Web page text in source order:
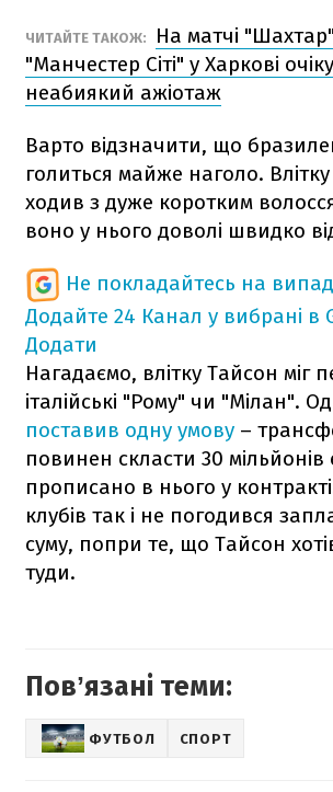
ЧИТАЙТЕ ТАКОЖ:
На матчі
"Манчестер Сіті" у Харкові
неабиякий ажіотаж
Варто відзначити, що
голиться майже наголо.
ходив з дуже коротким
воно у нього доволі швидко
Не покладайтесь на
Додайте 24 Канал у вибрані в
Додати
Нагадаємо, влітку Тайсон міг
італійські "Рому" чи "Мілан".
поставив одну умову –
повинен скласти 30
прописано в нього у
клубів так і не погодився
суму, попри те, що Тайсон
туди.
Повʼязані теми:
ФУТБОЛ СПОРТ